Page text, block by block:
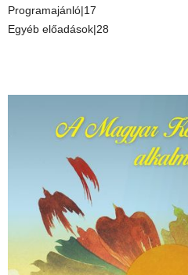
Programajánló|17
Egyéb előadások|28